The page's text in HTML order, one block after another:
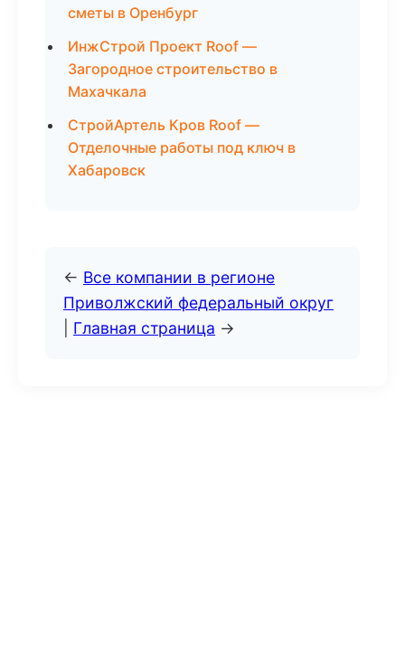
сметы в Оренбург
ИнжСтрой Проект Roof —
Загородное строительство в
Махачкала
СтройАртель Кров Roof —
Отделочные работы под ключ в
Хабаровск
← Все компании в регионе
Приволжский федеральный округ
Главная страница →